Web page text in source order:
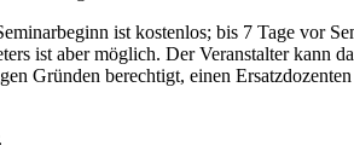
ist kostenlos; bis 7 Tage vor
ist aber möglich. Der Veranstalter kann
Gründen berechtigt, einen